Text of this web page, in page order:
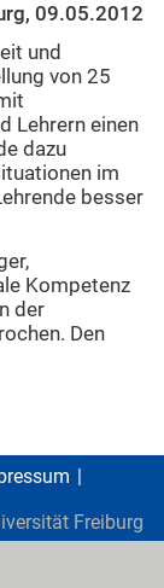
09.05.2012
und
von 25
Lehrern einen
dazu
im
besser
Kompetenz
der
Den
Freiburg